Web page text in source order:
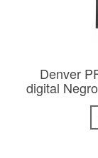
Denver
digital